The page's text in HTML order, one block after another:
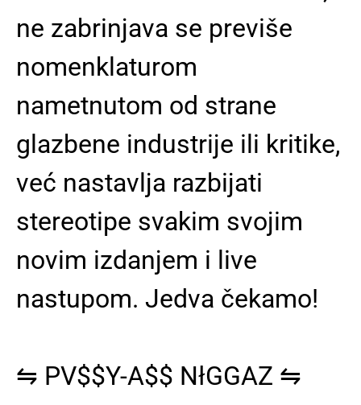
ne zabrinjava se previše
nomenklaturom
nametnutom od strane
glazbene industrije ili kritike,
već nastavlja razbijati
stereotipe svakim svojim
novim izdanjem i live
nastupom. Jedva čekamo!
⇋ PV$$Y-A$$ NłGGAZ ⇋